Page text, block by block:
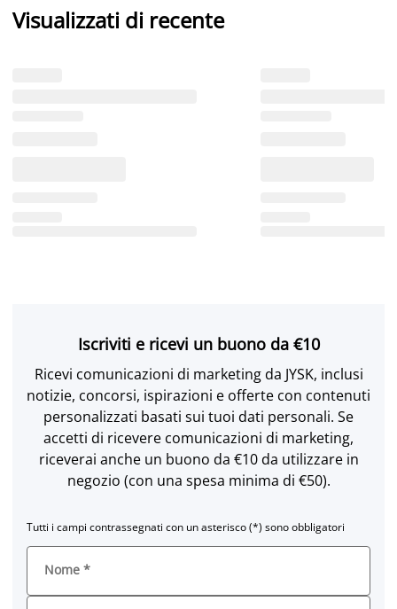
Visualizzati di recente
Iscriviti e ricevi un buono da €10
Ricevi comunicazioni di marketing da JYSK, inclusi
notizie, concorsi, ispirazioni e offerte con contenuti
personalizzati basati sui tuoi dati personali. Se
accetti di ricevere comunicazioni di marketing,
riceverai anche un buono da €10 da utilizzare in
negozio (con una spesa minima di €50).
Tutti i campi contrassegnati con un asterisco (*) sono obbligatori
Nome *